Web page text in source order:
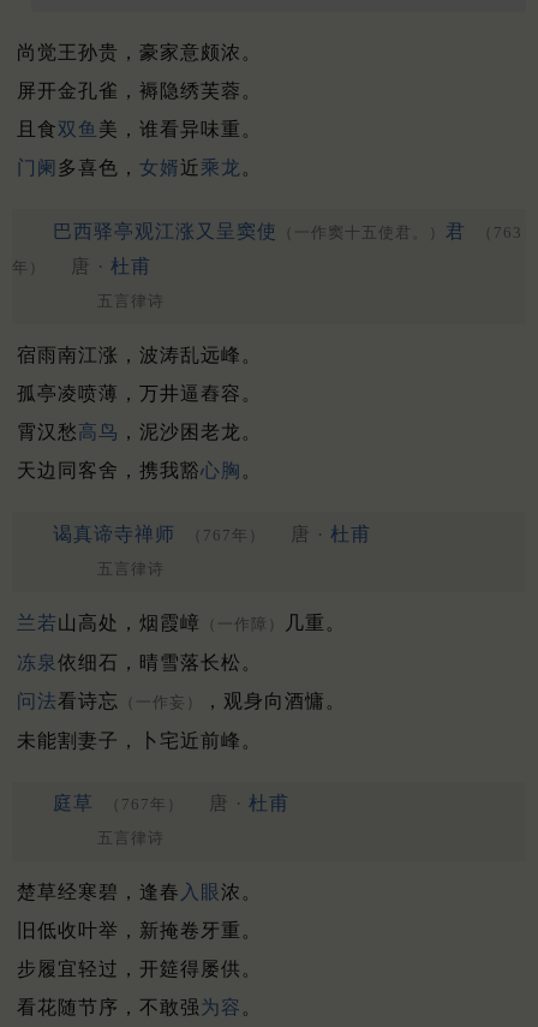
尚觉王孙贵，豪家意颇浓。
屏开金孔雀，褥隐绣芙蓉。
且食双鱼 美，谁看异味重。
门阑 多喜色， 女婿近乘龙。
巴西驿亭观江涨又呈窦使 （一作窦十五使君。） 君
（763
年）
唐 · 杜甫
五言律诗
宿雨南江涨，波涛乱远峰。
孤亭凌喷薄，万井逼舂容。
霄汉愁高鸟 ，泥沙困老龙。
天边同客舍，携我豁心胸 。
谒真谛寺禅师 （767年） 唐 · 杜甫
五言律诗
兰若山高处，烟霞嶂 （一作障）
几重。
冻泉依细石，晴雪落长松。
问法看诗忘 （一作妄）
，观身向酒慵。
未能割妻子，卜宅近前峰。
庭草 （767年） 唐 · 杜甫
五言律诗
楚草经寒碧，逢春 入眼浓。
旧低收叶举，新掩卷牙重。
步履宜轻过，开筵得屡供。
看花随节序，不敢强为容 。